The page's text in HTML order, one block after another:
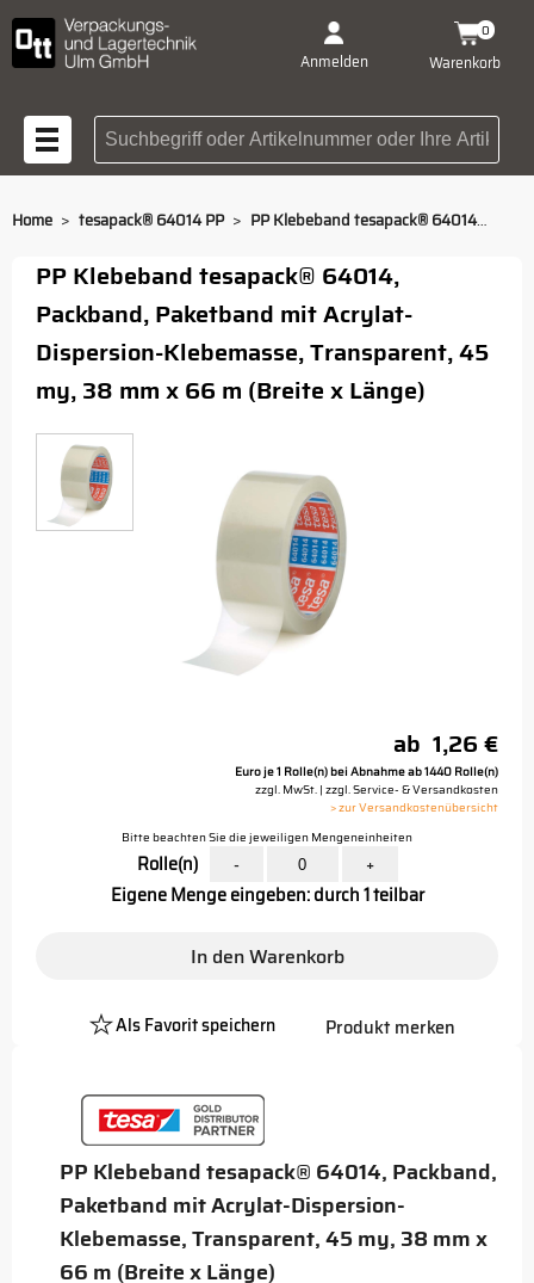
Anmelden Warenkorb
0
Suchbegriff oder
Home > tesapack® 64014 PP > PP Klebeband tesapack® 64014, transparent, 66m/38mm
PP Klebeband tesapack® 64014, Packband,
Paketband mit Acrylat-Dispersion-
Klebemasse, Transparent, 45 my, 38 mm x
66 m (Breite x Länge)
PP Klebeband tesapack® 64014,
Packband, Paketband mit Acrylat-
Dispersion-Klebemasse, Transparent, 45
my, 38 mm x 66 m (Breite x Länge)
ab 1,26 €
Euro je 1 Rolle(n) bei Abnahme ab 1440 Rolle(n)
zzgl. MwSt. | zzgl. Service- & Versandkosten
> zur Versandkostenübersicht
Bitte beachten Sie die jeweiligen Mengeneinheiten
Rolle(n) - +
Eigene Menge eingeben: durch 1 teilbar
In den Warenkorb
Als Favorit speichern
Platzhalter
Produkt merken